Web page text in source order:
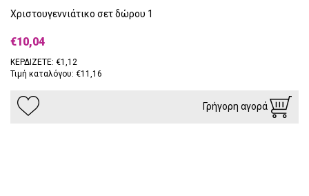
Χριστουγεννιάτικο σετ δώρου 1
€10,04
ΚΕΡΔΙΖΕΤΕ: €1,12
Τιμή καταλόγου: €11,16
Γρήγορη αγορά